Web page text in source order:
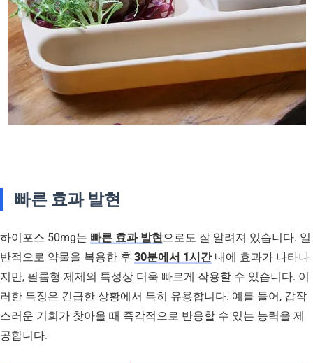
빠른 효과 발현
하이포스 50mg는 빠른 효과 발현으로도 잘 알려져 있습니다. 일
반적으로 약물을 복용한 후 30분에서 1시간내에 효과가 나타나
지만, 필름형 제제의 특성상 더욱 빠르게 작용할 수 있습니다. 이
러한 특징은 긴급한 상황에서 특히 유용합니다. 예를 들어, 갑작
스러운 기회가 찾아올 때 즉각적으로 반응할 수 있는 능력을 제
공합니다.